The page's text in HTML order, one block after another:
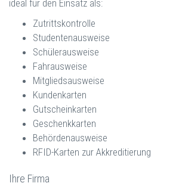
ideal für den Einsatz als:
Zutrittskontrolle
Studentenausweise
Schülerausweise
Fahrausweise
Mitgliedsausweise
Kundenkarten
Gutscheinkarten
Geschenkkarten
Behördenausweise
RFID-Karten zur Akkreditierung
Ihre Firma